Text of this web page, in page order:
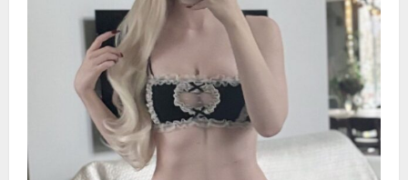
人
为
何
容
易
性
欲
亢
进